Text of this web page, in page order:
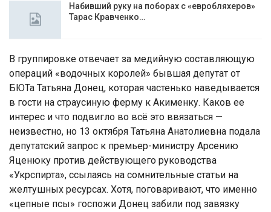
Набивший руку на поборах с «евробляхеров»
Тарас Кравченко…
В группировке отвечает за медийную составляющую
операций «водочных королей» бывшая депутат от
БЮТа Татьяна Донец, которая частенько наведывается
в гости на страусиную ферму к Акименку. Каков ее
интерес и что подвигло во всё это ввязаться —
неизвестно, но 13 октября Татьяна Анатолиевна подала
депутатский запрос к премьер-министру Арсению
Яценюку против действующего руководства
«Укрспирта», ссылаясь на сомнительные статьи на
желтушных ресурсах. Хотя, поговаривают, что именно
«цепные псы» госпожи Донец забили под завязку